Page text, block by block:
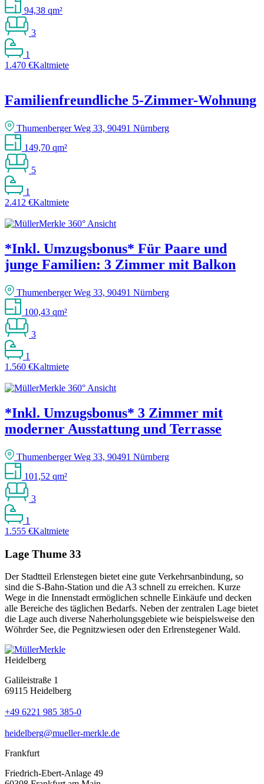
94,38 qm²
3
1
1.470 €Kaltmiete
Familienfreundliche 5-Zimmer-Wohnung
Thumenberger Weg 33, 90491 Nürnberg
149,70 qm²
5
1
2.412 €Kaltmiete
*Inkl. Umzugsbonus* Für Paare und
junge Familien: 3 Zimmer mit Balkon
Thumenberger Weg 33, 90491 Nürnberg
100,43 qm²
3
1
1.560 €Kaltmiete
*Inkl. Umzugsbonus* 3 Zimmer mit
moderner Ausstattung und Terrasse
Thumenberger Weg 33, 90491 Nürnberg
101,52 qm²
3
1
1.555 €Kaltmiete
Lage Thume 33
Der Stadtteil Erlenstegen bietet eine gute Verkehrsanbindung, so
sind die S-Bahn-Station und die A3 schnell zu erreichen. Kurze
Wege in die Innenstadt ermöglichen schnelle Einkäufe und decken
alle Bereiche des täglichen Bedarfs. Neben der zentralen Lage bietet
die Lage auch diverse Naherholungsgebiete wie beispielsweise den
Wöhrder See, die Pegnitzwiesen oder den Erlrenstegener Wald.
Heidelberg
Galileistraße 1
69115 Heidelberg
+49 6221 985 385-0
heidelberg@mueller-merkle.de
Frankfurt
Friedrich-Ebert-Anlage 49